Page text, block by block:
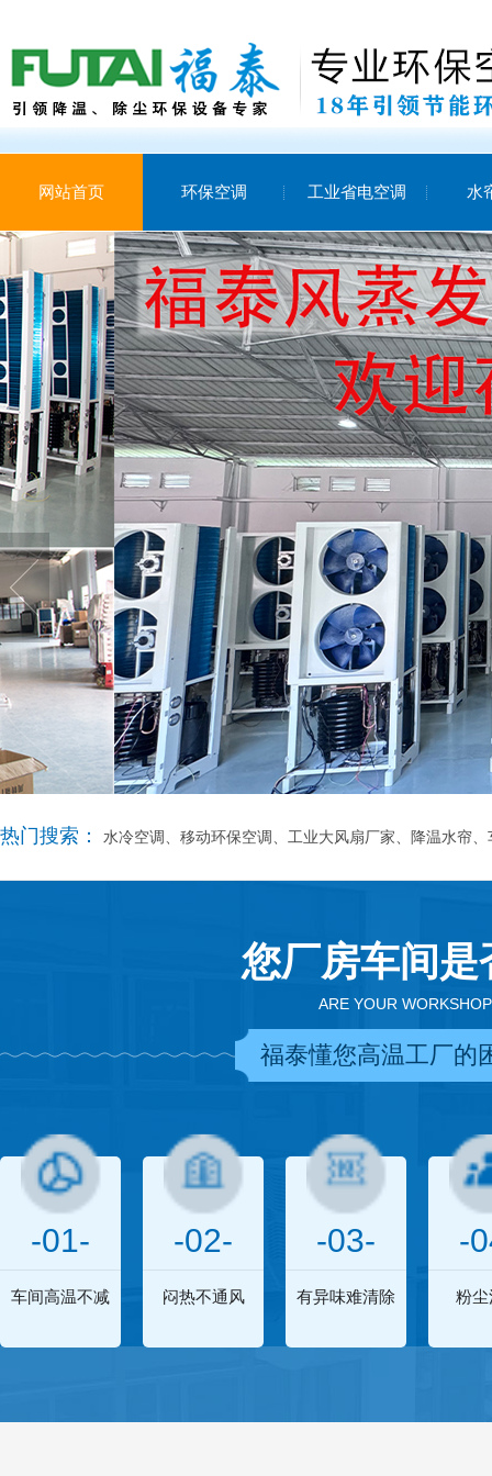
网站首页 环保空调 工业省电空调 水
热门搜索： 水冷空调、移动环保空调、工业大风扇厂家、降温水帘
您厂房车间
ARE YOUR
福泰懂您高温工厂的
-01-
车间高温不减
-02-
闷热不通风
-03-
有异味难清除
-
粉尘